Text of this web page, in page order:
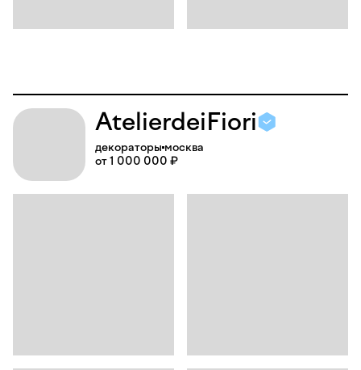
AtelierdeiFiori
декораторы москва
от 1 000 000 ₽